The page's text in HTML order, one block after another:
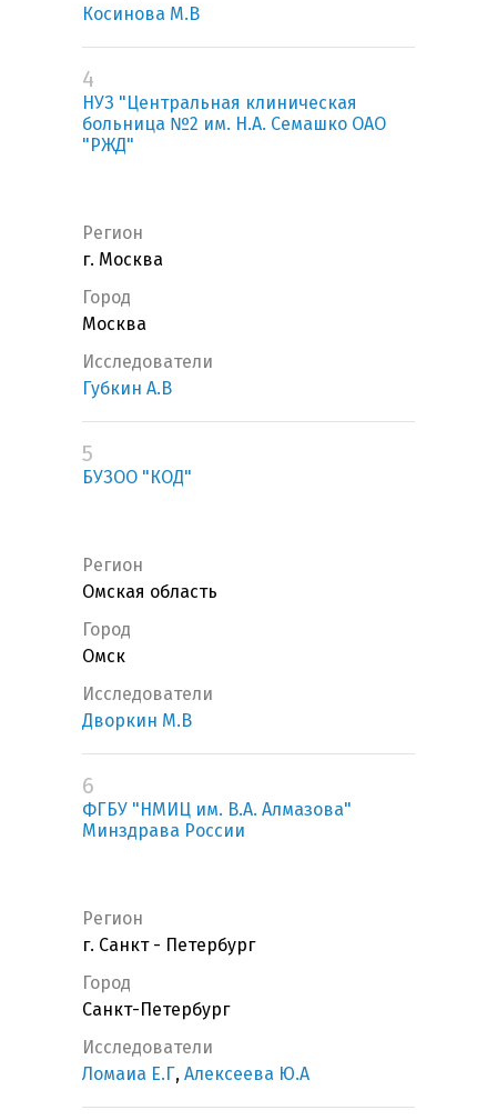
Косинова М.В
4
НУЗ "Центральная клиническая
больница №2 им. Н.А. Семашко ОАО
"РЖД"
Регион
г. Москва
Город
Москва
Исследователи
Губкин А.В
5
БУЗОО "КОД"
Регион
Омская область
Город
Омск
Исследователи
Дворкин М.В
6
ФГБУ "НМИЦ им. В.А. Алмазова"
Минздрава России
Регион
г. Санкт - Петербург
Город
Санкт-Петербург
Исследователи
Ломаиа Е.Г, Алексеева Ю.А